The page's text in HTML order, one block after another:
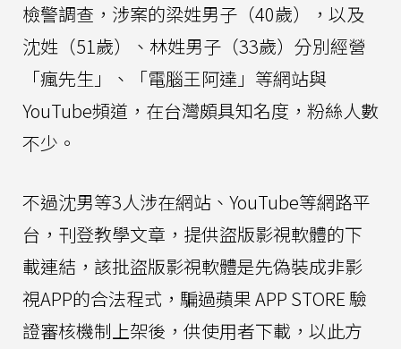
檢警調查，涉案的梁姓男子（40歲），以及
沈姓（51歲）、林姓男子（33歲）分別經營
「瘋先生」、「電腦王阿達」等網站與
YouTube頻道，在台灣頗具知名度，粉絲人數
不少。
不過沈男等3人涉在網站、YouTube等網路平
台，刊登教學文章，提供盜版影視軟體的下
載連結，該批盜版影視軟體是先偽裝成非影
視APP的合法程式，騙過蘋果 APP STORE 驗
證審核機制上架後，供使用者下載，以此方